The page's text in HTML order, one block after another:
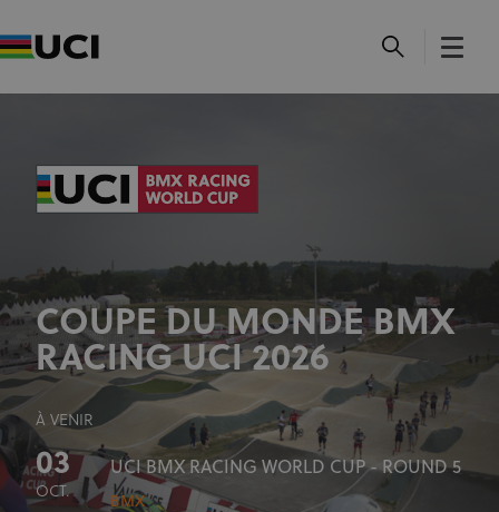
COUPE DU MONDE BMX
RACING UCI 2026
À VENIR
03
OCT.
UCI BMX RACING WORLD CUP - ROUND 5
BMX